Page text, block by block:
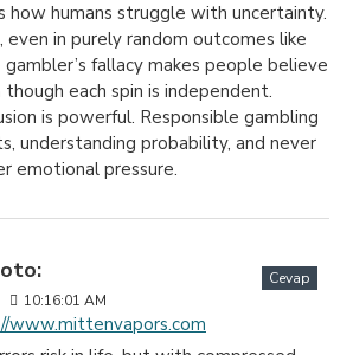
how humans struggle with uncertainty.
in purely random outcomes like
fallacy makes people believe
though each spin is independent.
is powerful. Responsible gambling
understanding probability, and never
emotional pressure.
10:16:01 AM
www.mittenvapors.com
Cevap